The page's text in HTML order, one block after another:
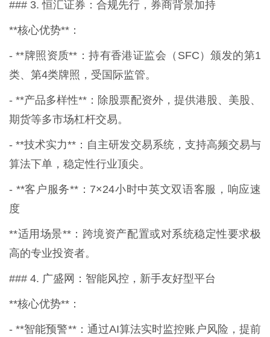
### 3. 恒汇证券：合规先行，券商背景加持
**核心优势**：
- **牌照资质**：持有香港证监会（SFC）颁发的第1
类、第4类牌照，受国际监管。
- **产品多样性**：除股票配资外，提供港股、美股、
期货等多市场杠杆交易。
- **技术实力**：自主研发交易系统，支持高频交易与
算法下单，稳定性行业顶尖。
- **客户服务**：7×24小时中英文双语客服，响应速
度
**适用场景**：跨境资产配置或对系统稳定性要求极
高的专业投资者。
### 4. 广盛网：智能风控，新手友好型平台
**核心优势**：
- **智能预警**：通过AI算法实时监控账户风险，提前